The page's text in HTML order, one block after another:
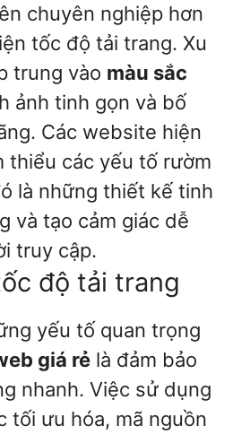
chuyên nghiệp hơn
tốc độ tải trang. Xu
trung vào màu sắc
ảnh tinh gọn và bố
Các website hiện
thiểu các yếu tố rườm
là những thiết kế tinh
và tạo cảm giác dễ
truy cập.
độ tải trang
yếu tố quan trọng
giá rẻ là đảm bảo
nhanh. Việc sử dụng
tối ưu hóa, mã nguồn